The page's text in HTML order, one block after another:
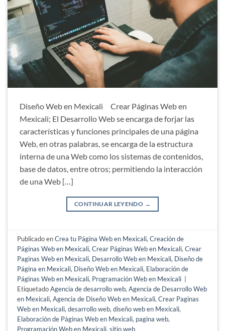
Diseño Web en Mexicali Crear Páginas Web en
Mexicali; El Desarrollo Web se encarga de forjar las
características y funciones principales de una página
Web, en otras palabras, se encarga de la estructura
interna de una Web como los sistemas de contenidos,
base de datos, entre otros; permitiendo la interacción
de una Web […]
CONTINUAR LEYENDO →
Publicado enCrea tu Página Web en Mexicali,Creación de
Páginas Web en Mexicali,Crear Páginas Web en Mexicali,Crear
Paginas Web en Mexicali, Desarrollo Web en Mexicali, Diseño de
Página en Mexicali, Diseño Web en Mexicali, Elaboración de
Páginas Web en Mexicali, Programación Web en Mexicali
EtiquetadoAgencia de desarrollo web,Agencia de Desarrollo Web
en Mexicali,Agencia de Diseño Web en Mexicali,Crear Paginas
Web en Mexicali,desarrollo web,diseño web en Mexicali,
Elaboración de Páginas Web en Mexicali, pagina web,
Programación Web en Mexicali,sitio web